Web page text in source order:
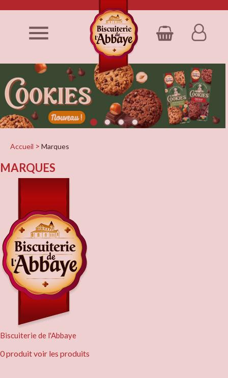

Accueil Marques
MARQUES
Biscuiterie de l'Abbaye
0 produitvoir les produits